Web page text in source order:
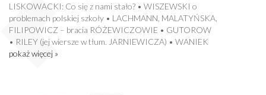
LISKOWACKI: Co się z nami stało? • WISZEWSKI o
problemach polskiej szkoły • LACHMANN, MALATYŃSKA,
FILIPOWICZ – bracia RÓŻEWICZOWIE • GUTOROW
• RILEY (jej wiersze w tłum. JARNIEWICZA) • WANIEK
pokaż więcej »